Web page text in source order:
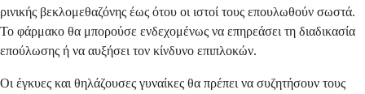
ρινικής βεκλομεθαζόνης έως ότου οι ιστοί τους επουλωθούν σωστά.
Το φάρμακο θα μπορούσε ενδεχομένως να επηρεάσει τη διαδικασία
επούλωσης ή να αυξήσει τον κίνδυνο επιπλοκών.
Οι έγκυες και θηλάζουσες γυναίκες θα πρέπει να συζητήσουν τους